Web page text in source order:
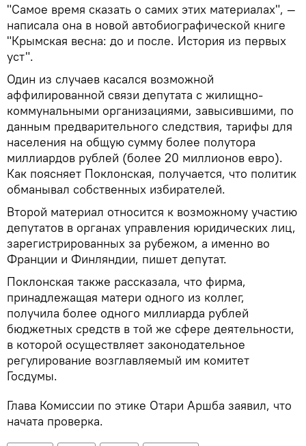
"Самое время сказать о самих этих материалах", —
написала она в новой автобиографической книге
"Крымская весна: до и после. История из первых
уст".
Один из случаев касался возможной
аффилированной связи депутата с жилищно-
коммунальными организациями, завысившими, по
данным предварительного следствия, тарифы для
населения на общую сумму более полутора
миллиардов рублей (более 20 миллионов евро).
Как поясняет Поклонская, получается, что политик
обманывал собственных избирателей.
Второй материал относится к возможному участию
депутатов в органах управления юридических лиц,
зарегистрированных за рубежом, а именно во
Франции и Финляндии, пишет депутат.
Поклонская также рассказала, что фирма,
принадлежащая матери одного из коллег,
получила более одного миллиарда рублей
бюджетных средств в той же сфере деятельности,
в которой осуществляет законодательное
регулирование возглавляемый им комитет
Госдумы.
Глава Комиссии по этике Отари Аршба заявил, что
начата проверка.